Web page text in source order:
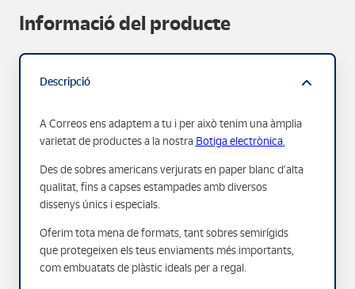
Informació del producte
Descripció
A Correos ens adaptem a tu i per això tenim una àmplia
varietat de productes a la nostra Botiga electrònica.
Des de sobres americans verjurats en paper blanc d’alta
qualitat, fins a capses estampades amb diversos
dissenys únics i especials.
Oferim tota mena de formats, tant sobres semirígids
que protegeixen els teus enviaments més importants,
com embuatats de plàstic ideals per a regal.